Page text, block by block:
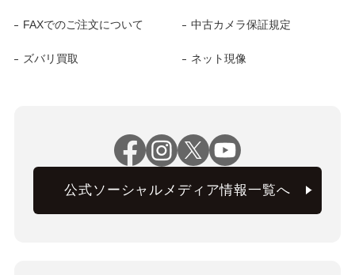
FAXでのご注文について 中古カメラ保証規定
ズバリ買取 ネット現像
公式ソーシャルメディア情報一覧へ